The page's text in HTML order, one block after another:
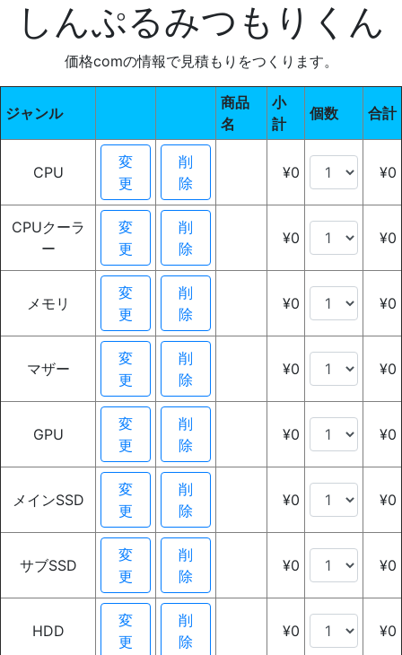
しんぷるみつもりくん
価格comの情報で見積もりをつくります。
ジャンル
商品
名
小
計
個数 合計
CPU
変
更
削
除
¥0 ¥0
CPUクーラ
ー
変
更
削
除
¥0 ¥0
メモリ
変
更
削
除
¥0 ¥0
マザー
変
更
削
除
¥0 ¥0
GPU
変
更
削
除
¥0 ¥0
メインSSD
変
更
削
除
¥0 ¥0
サブSSD
変
更
削
除
¥0 ¥0
HDD
変
更
削
除
¥0 ¥0